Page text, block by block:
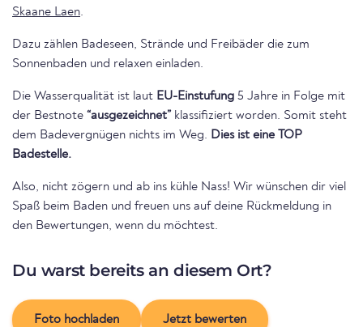
Skaane Laen.
Dazu zählen Badeseen, Strände und Freibäder die zum
Sonnenbaden und relaxen einladen.
Die Wasserqualität ist laut EU-Einstufung 5 Jahre in Folge mit
der Bestnote “ausgezeichnet”
dem Badevergnügen nichts im Weg. Dies ist eine TOP
Badestelle.
Also, nicht zögern und ab ins kühle Nass! Wir wünschen dir viel
Spaß beim Baden und freuen uns auf deine Rückmeldung in
den Bewertungen, wenn du möchtest.
Du warst bereits an diesem Ort?
Foto hochladen Jetzt bewerten